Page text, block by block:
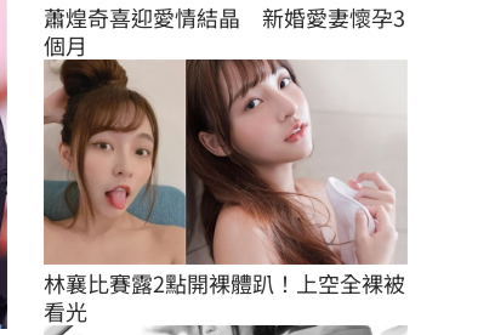
蕭煌奇喜迎愛情結晶　新婚愛妻懷孕3
個月
林襄比賽露2點開裸體趴！上空全裸被
看光